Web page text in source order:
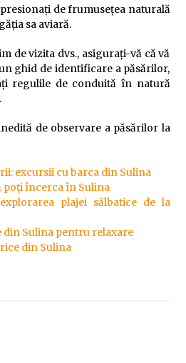
de frumusețea naturală
sa aviară.
de vizita dvs., asigurați-vă că vă
ghid de identificare a păsărilor,
regulile de conduită în natură
de observare a păsărilor la
excursii cu barca din Sulina
poți încerca în Sulina
plajei sălbatice de la
din Sulina pentru relaxare
din Sulina